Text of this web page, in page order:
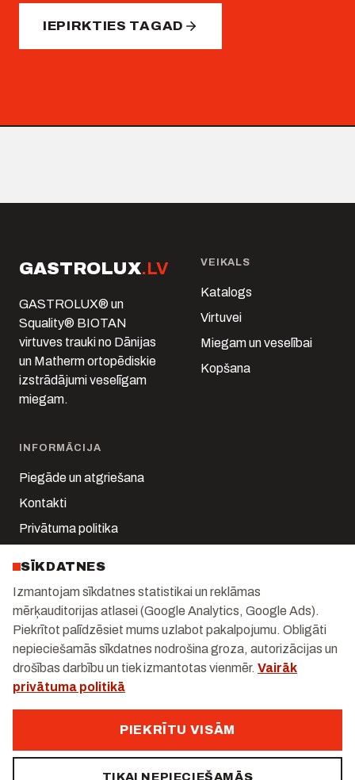
IEPIRKTIES TAGAD
GASTROLUX.LV
GASTROLUX® un
Squality® BIOTAN
virtuves trauki no Dānijas
un Matherm ortopēdiskie
izstrādājumi veselīgam
miegam.
VEIKALS
Katalogs
Virtuvei
Miegam un veselībai
Kopšana
INFORMĀCIJA
Piegāde un atgriešana
Kontakti
Privātuma politika
KONTAKTI
Kalnciema iela 1-k2, Rīga
+371 29 247 171
info@gastrolux.lv
Darba dienās 10:00–18:00
SĪKDATNES
Izmantojam sīkdatnes statistikai un reklāmas
mērķauditorijas atlasei (Google Analytics, Google Ads).
Piekrītot palīdzēsiet mums uzlabot pakalpojumu. Obligāti
nepieciešamās sīkdatnes nodrošina groza, autorizācijas un
drošības darbību un tiek izmantotas vienmēr. Vairāk
privātuma politikā
PIEKRĪTU VISĀM
TIKAI NEPIECIEŠAMĀS